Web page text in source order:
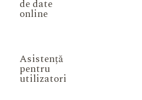
de date
online
Asistență
pentru
utilizatori